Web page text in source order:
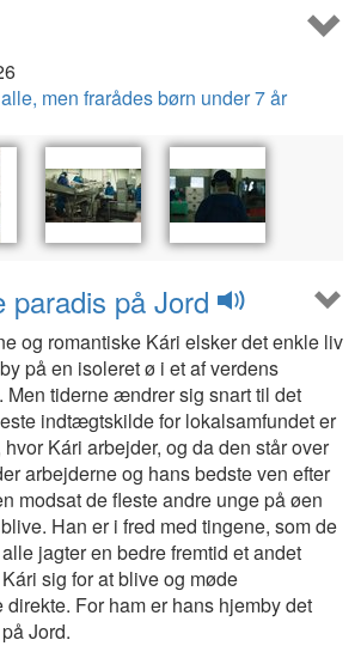
men frarådes børn under 7 år
paradis på Jord
og romantiske Kári elsker det enkle liv
på en isoleret ø i et af verdens
Men tiderne ændrer sig snart til det
indtægtskilde for lokalsamfundet er
Kári arbejder, og da den står over
arbejderne og hans bedste ven efter
modsat de fleste andre unge på øen
Han er i fred med tingene, som de
jagter en bedre fremtid et andet
sig for at blive og møde
direkte. For ham er hans hjemby det
Jord.